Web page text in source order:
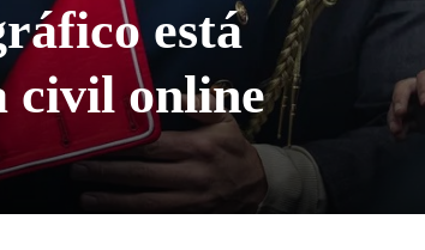
está
civil online